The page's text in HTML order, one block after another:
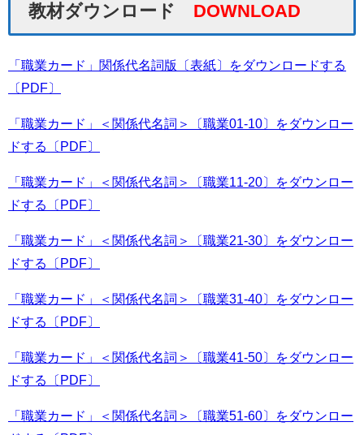
教材ダウンロード DOWNLOAD
「職業カード」関係代名詞版
〔表紙〕をダウンロードする
〔PDF〕
「職業カード」＜関係代名詞＞〔職業01-10〕をダウンロー
ドする〔PDF〕
「職業カード」＜関係代名詞＞〔職業11-20〕をダウンロー
ドする〔PDF〕
「職業カード」＜関係代名詞＞〔職業21-30〕をダウンロー
ドする〔PDF〕
「職業カード」＜関係代名詞＞〔職業31-40〕をダウンロー
ドする〔PDF〕
「職業カード」＜関係代名詞＞〔職業41-50〕をダウンロー
ドする〔PDF〕
「職業カード」＜関係代名詞＞〔職業51-60〕をダウンロー